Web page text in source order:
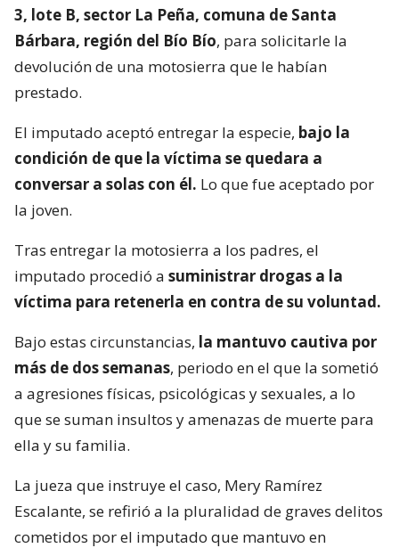
3, lote B, sector La Peña, comuna de Santa
Bárbara, región del Bío Bío, para solicitarle la
devolución de una motosierra que le habían
prestado.
El imputado aceptó entregar la especie, bajo la
condición de que la víctima se quedara a
conversar a solas con él. Lo que fue aceptado por
la joven.
Tras entregar la motosierra a los padres, el
imputado procedió a suministrar drogas a la
víctima para retenerla en contra de su voluntad.
Bajo estas circunstancias, la mantuvo cautiva por
más de dos semanas, periodo en el que la sometió
a agresiones físicas, psicológicas y sexuales, a lo
que se suman insultos y amenazas de muerte para
ella y su familia.
La jueza que instruye el caso, Mery Ramírez
Escalante, se refirió a la pluralidad de graves delitos
cometidos por el imputado que mantuvo en